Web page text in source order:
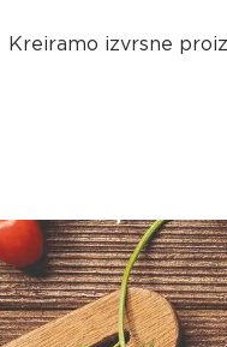
Kreiramo izvrsne